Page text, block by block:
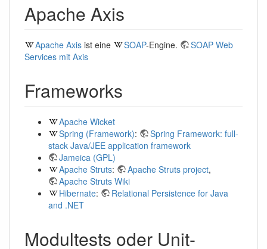
Apache Axis
Apache Axis ist eine SOAP-Engine.
SOAP Web
Services mit Axis
Frameworks
Apache Wicket
Spring (Framework):
Spring Framework: full-
stack Java/JEE application framework
Jameica (GPL)
Apache Struts: Apache Struts project,
Apache Struts Wiki
Hibernate:
Relational Persistence for Java
and .NET
Modultests oder Unit-